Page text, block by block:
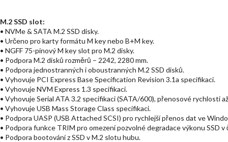
M.2 SSD slot:
• NVMe & SATA M.2 SSD disky.
• Určeno pro karty formátu M key nebo B+M key.
• NGFF 75-pinový M key slot pro M.2 disky.
• Podpora M.2 disků rozměrů – 2242, 2280 mm.
• Podpora jednostranných i oboustranných M.2 SSD disků.
• Vyhovuje PCI Express Base Specification Revision 3.1a specifikaci.
• Vyhovuje NVM Express 1.3 specifikaci.
• Vyhovuje Serial ATA 3.2 specifikaci (SATA/600), přenosové rychlosti
• Vyhovuje USB Mass Storage Class specifikaci.
• Podpora UASP (USB Attached SCSI) pro rychlejší přenos dat ve
• Podpora funkce TRIM pro omezení pozvolné degradace výkonu SSD v
• Podpora bootování z SSD v M.2 slotu hubu.